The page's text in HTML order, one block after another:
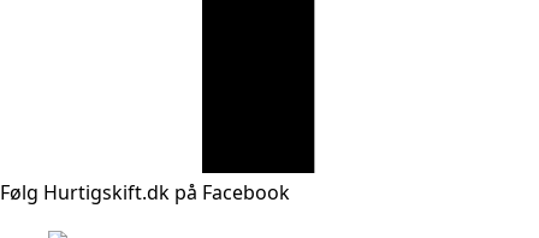
Følg Hurtigskift.dk på Facebook